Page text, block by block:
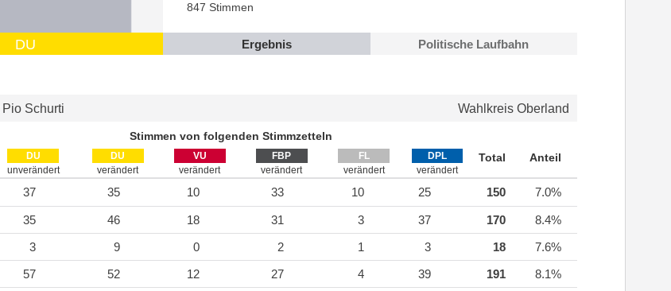
DU
847 Stimmen
Ergebnis Politische Laufbahn
Pio Schurti Wahlkreis Oberland
Stimmen von folgenden Stimmzetteln
DU
unverändert
DU
verändert
VU
verändert
FBP
verändert
FL
verändert
DPL
verändert
Total Anteil
37 35 10 33 10 25 150 7.0%
35 46 18 31 3 37 170
8.4%
3 9 0 2 1 3 18
7.6%
57 52 12 27 4 39 191
8.1%